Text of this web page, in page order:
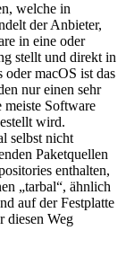
welche in
der Anbieter,
in eine oder
stellt und direkt in
macOS ist das
nur einen sehr
Software
wird.
selbst nicht
Paketquellen
enthalten,
„tarbal“, ähnlich
auf der Festplatte
diesen Weg